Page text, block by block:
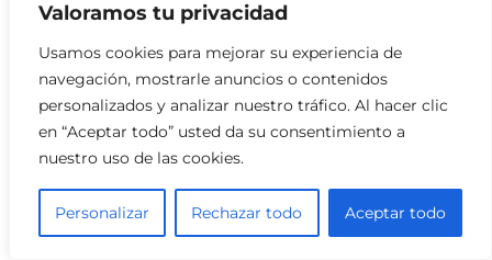
Valoramos tu privacidad
Usamos cookies para mejorar su experiencia de
navegación, mostrarle anuncios o contenidos
personalizados y analizar nuestro tráfico. Al hacer clic
en “Aceptar todo” usted da su consentimiento a
nuestro uso de las cookies.
Personalizar Rechazar todo Aceptar todo
Licorerías en Houston